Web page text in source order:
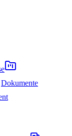
Dokumente